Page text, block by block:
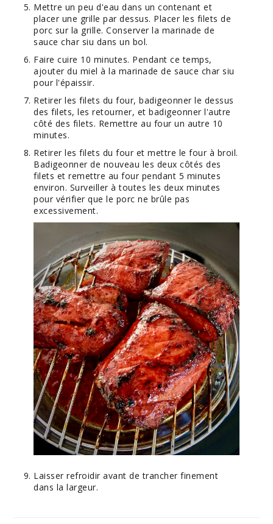
Mettre un peu d'eau dans un contenant et
placer une grille par dessus. Placer les filets de
porc sur la grille. Conserver la marinade de
sauce char siu dans un bol.
Faire cuire 10 minutes. Pendant ce temps,
ajouter du miel à la marinade de sauce char siu
pour l'épaissir.
Retirer les filets du four, badigeonner le dessus
des filets, les retourner, et badigeonner l'autre
côté des filets. Remettre au four un autre 10
minutes.
Retirer les filets du four et mettre le four à broil.
Badigeonner de nouveau les deux côtés des
filets et remettre au four pendant 5 minutes
environ. Surveiller à toutes les deux minutes
pour vérifier que le porc ne brûle pas
excessivement.
Laisser refroidir avant de trancher finement
dans la largeur.